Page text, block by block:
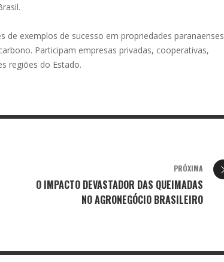
de exemplos de sucesso em propriedades paranaenses
Participam empresas privadas, cooperativas,
regiões do Estado.
PRÓXIMA
O IMPACTO DEVASTADOR DAS QUEIMADAS
NO AGRONEGÓCIO BRASILEIRO